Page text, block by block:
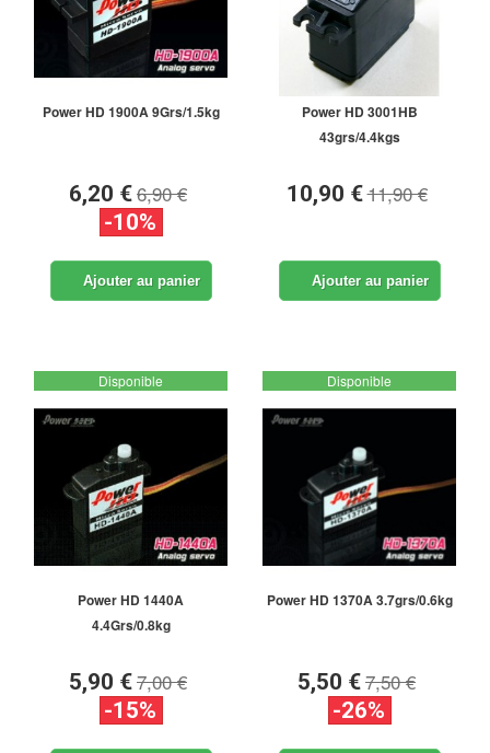
Power HD 1900A 9Grs/1.5kg
6,20 €6,90 €
-10%
Ajouter au panier
Power HD 3001HB
43grs/4.4kgs
10,90 €11,90 €
Ajouter au panier
Disponible
Power HD 1440A
4.4Grs/0.8kg
5,90 €7,00 €
-15%
Disponible
Power HD 1370A 3.7grs/0.6kg
5,50 €7,50 €
-26%